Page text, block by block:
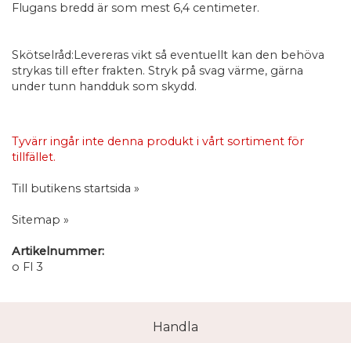
Flugans bredd är som mest 6,4 centimeter.
Skötselråd:Levereras vikt så eventuellt kan den behöva
strykas till efter frakten. Stryk på svag värme, gärna
under tunn handduk som skydd.
Tyvärr ingår inte denna produkt i vårt sortiment för
tillfället.
Till butikens startsida »
Sitemap »
Artikelnummer:
o Fl 3
Handla